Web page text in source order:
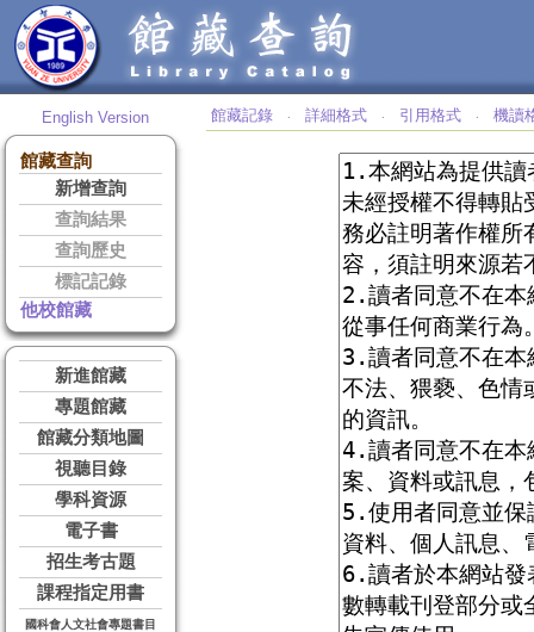
English Version
館藏查詢
新增查詢
查詢結果
查詢歷史
標記記錄
他校館藏
新進館藏
專題館藏
館藏分類地圖
視聽目錄
學科資源
電子書
招生考古題
課程指定用書
國科會人文社會專題書目
館藏記錄 ‧ 詳細格式 ‧ 引用格式 ‧ 機讀